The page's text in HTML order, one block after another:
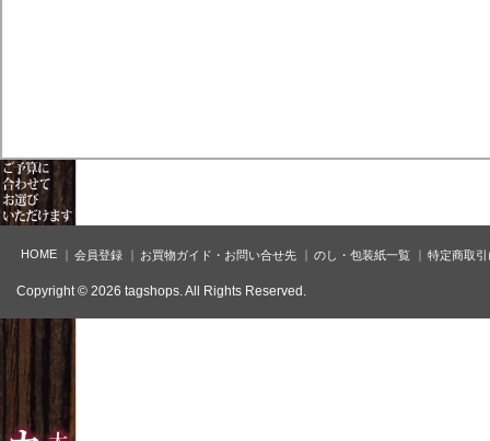
HOME 会員登録 お買物ガイド・お問い合せ先 のし・包装紙一覧 特定商取
Copyright © 2026 tagshops. All Rights Reserved.